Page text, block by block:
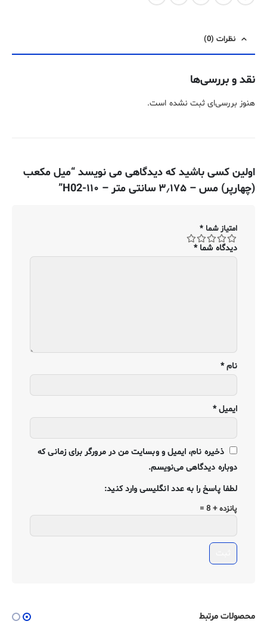
نظرات (0)
نقد و بررسی‌ها
هنوز بررسی‌ای ثبت نشده است.
اولین کسی باشید که دیدگاهی می نویسد “میل مکعب
(چهارپر) مس – ۳٫۱۷۵ سانتی متر – ۱۱۰-H02”
امتیاز شما *
دیدگاه شما*
نام*
ایمیل*
ذخیره نام، ایمیل و وبسایت من در مرورگر برای زمانی که
دوباره دیدگاهی می‌نویسم.
لطفا پاسخ را به عدد انگلیسی وارد کنید:
پانزده + 8 =
محصولات مرتبط